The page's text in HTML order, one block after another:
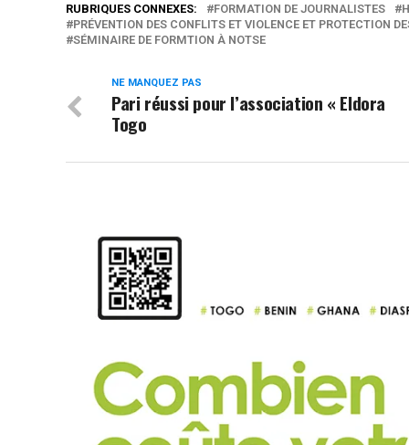
RUBRIQUES CONNEXES: FORMATION DE JOURNALISTES
PRÉVENTION DES CONFLITS ET VIOLENCE ET PROTECTION
SÉMINAIRE DE FORMTION À NOTSE
NE MANQUEZ PAS
Pari réussi pour l’association « Eldora
Togo